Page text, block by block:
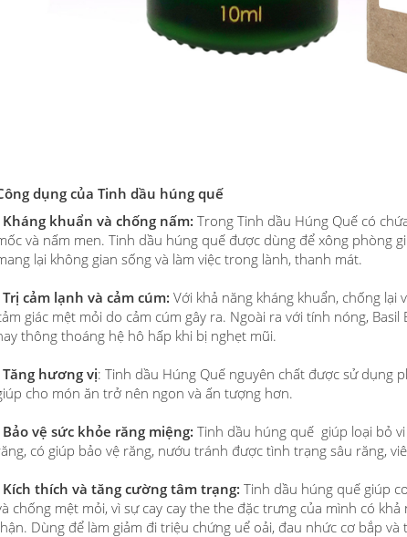
dụng của Tinh dầu húng quế
Kháng khuẩn và chống nấm: Trong Tinh dầu Húng Quế có
và nấm men. Tinh dầu húng quế được dùng để xông phòng
lại không gian sống và làm việc trong lành, thanh mát.
Trị cảm lạnh và cảm cúm: Với khả năng kháng khuẩn, chống
giác mệt mỏi do cảm cúm gây ra. Ngoài ra với tính nóng,
thông thoáng hệ hô hấp khi bị nghẹt mũi.
Tăng hương vị: Tinh dầu Húng Quế nguyên chất được sử dụng
cho món ăn trở nên ngon và ấn tượng hơn.
Bảo vệ sức khỏe răng miệng: Tinh dầu húng quế giúp loại bỏ
có giúp bảo vệ răng, nướu tránh được tình trạng sâu răng,
Kích thích và tăng cường tâm trạng: Tinh dầu húng quế giúp
chống mệt mỏi, vì sự cay cay the the đặc trưng của mình có
Dùng để làm giảm đi triệu chứng uể oải, đau nhức cơ bắp